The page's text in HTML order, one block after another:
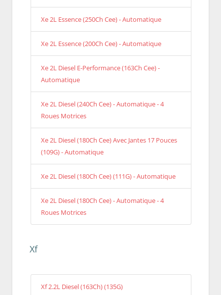
Xe 2L Essence (250Ch Cee) - Automatique
Xe 2L Essence (200Ch Cee) - Automatique
Xe 2L Diesel E-Performance (163Ch Cee) -
Automatique
Xe 2L Diesel (240Ch Cee) - Automatique - 4
Roues Motrices
Xe 2L Diesel (180Ch Cee) Avec Jantes 17 Pouces
(109G) - Automatique
Xe 2L Diesel (180Ch Cee) (111G) - Automatique
Xe 2L Diesel (180Ch Cee) - Automatique - 4
Roues Motrices
Xf
Xf 2.2L Diesel (163Ch) (135G)